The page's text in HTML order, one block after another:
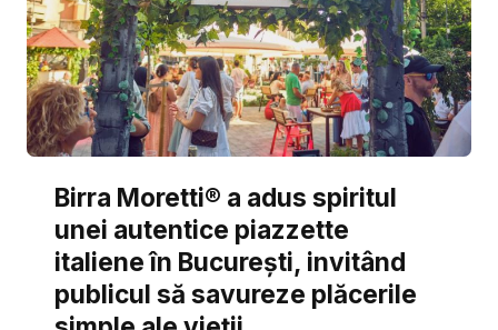
Birra Moretti® a adus spiritul
unei autentice piazzette
italiene în București, invitând
publicul să savureze plăcerile